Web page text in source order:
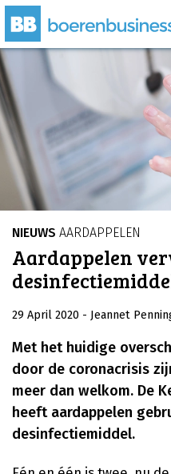
NIEUWS AARDAPPELEN
Aardappelen
29 April 2020 - Jeannet
Met het huidige
door de coronacrisis
meer dan welkom. De
heeft aardappelen
desinfectiemiddel.